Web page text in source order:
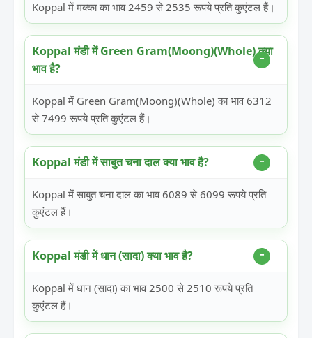
Koppal में मक्का का भाव 2459 से 2535 रूपये प्रति कुएंटल हैं।
Koppal मंडी में Green Gram(Moong)(Whole) क्या
भाव है?
Koppal में Green Gram(Moong)(Whole) का भाव 6312
से 7499 रूपये प्रति कुएंटल हैं।
Koppal मंडी में साबुत चना दाल क्या भाव है?
Koppal में साबुत चना दाल का भाव 6089 से 6099 रूपये प्रति
कुएंटल हैं।
Koppal मंडी में धान (सादा) क्या भाव है?
Koppal में धान (सादा) का भाव 2500 से 2510 रूपये प्रति
कुएंटल हैं।